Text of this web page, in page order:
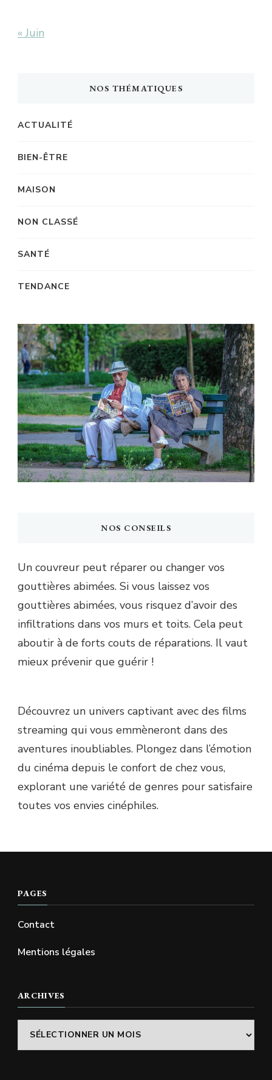
« Juin
NOS THÉMATIQUES
ACTUALITÉ
BIEN-ÊTRE
MAISON
NON CLASSÉ
SANTÉ
TENDANCE
NOS CONSEILS
Un couvreur peut réparer ou changer vos
gouttières abimées. Si vous laissez vos
gouttières abimées, vous risquez d’avoir des
infiltrations dans vos murs et toits. Cela peut
aboutir à de forts couts de réparations. Il vaut
mieux prévenir que guérir !
Découvrez un univers captivant avec des films
streaming qui vous emmèneront dans des
aventures inoubliables. Plongez dans l’émotion
du cinéma depuis le confort de chez vous,
explorant une variété de genres pour satisfaire
toutes vos envies cinéphiles.
PAGES
Contact
Mentions légales
ARCHIVES
Archives